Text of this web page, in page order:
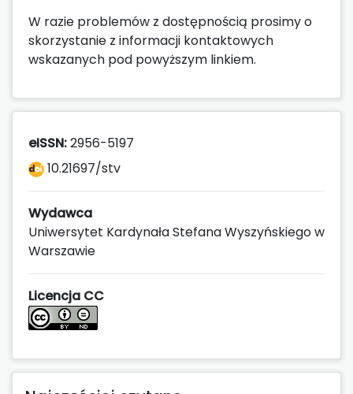
W razie problemów z dostępnością prosimy o
skorzystanie z informacji kontaktowych
wskazanych pod powyższym linkiem.
eISSN:2956-5197
10.21697/stv
Wydawca
Uniwersytet Kardynała Stefana Wyszyńskiego w
Warszawie
Licencja CC